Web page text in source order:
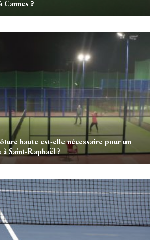
Cannes ?
haute est-elle nécessaire pour un
Saint-Raphaël ?